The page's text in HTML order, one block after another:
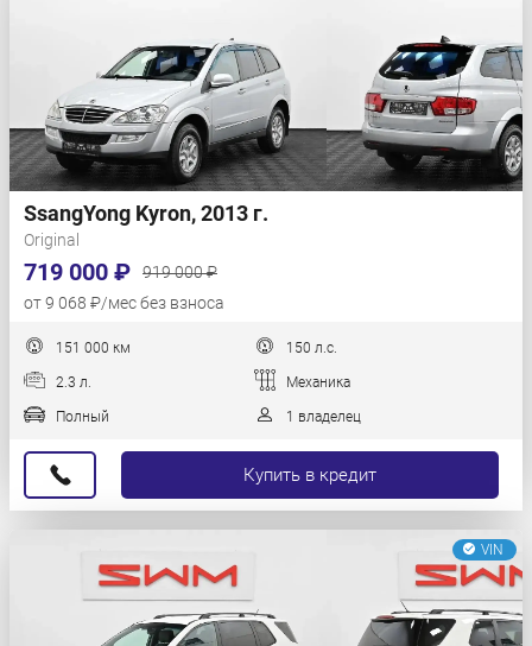
SsangYong Kyron, 2013 г.
Original
719 000 ₽
919 000 ₽
от 9 068 ₽/мес без взноса
151 000 км 150 л.с.
2.3 л. Механика
Полный 1 владелец
Купить в кредит
VIN